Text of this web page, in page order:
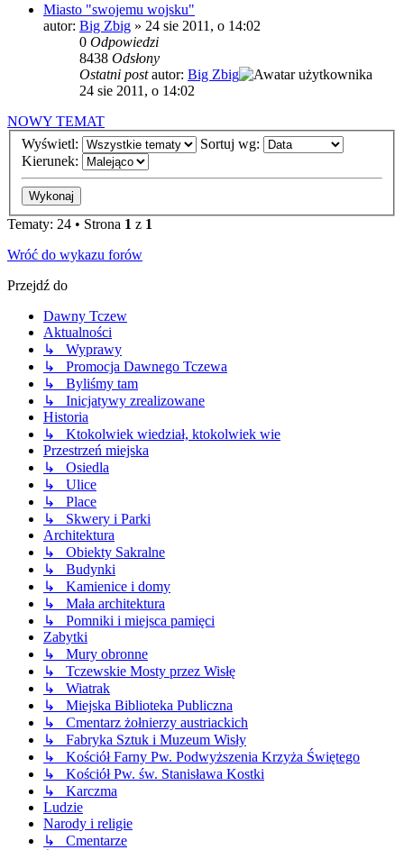
Miasto "swojemu wojsku"
autor: Big Zbig » 24 sie 2011, o 14:02
0 Odpowiedzi
8438 Odsłony
Ostatni postautor: Big Zbig
24 sie 2011, o 14:02
NOWY TEMAT
Wyświetl:
Sortuj wg:
Kierunek:
Tematy: 24 • Strona 1 z 1
Wróć do wykazu forów
Przejdź do
Dawny Tczew
Aktualności
↳ Wyprawy
↳ Promocja Dawnego Tczewa
↳ Byliśmy tam
↳ Inicjatywy zrealizowane
Historia
↳ Ktokolwiek wiedział, ktokolwiek wie
Przestrzeń miejska
↳ Osiedla
↳ Ulice
↳ Place
↳ Skwery i Parki
Architektura
↳ Obiekty Sakralne
↳ Budynki
↳ Kamienice i domy
↳ Mała architektura
↳ Pomniki i miejsca pamięci
Zabytki
↳ Mury obronne
↳ Tczewskie Mosty przez Wisłę
↳ Wiatrak
↳ Miejska Biblioteka Publiczna
↳ Cmentarz żołnierzy austriackich
↳ Fabryka Sztuk i Muzeum Wisły
↳ Kościół Farny Pw. Podwyższenia Krzyża Świętego
↳ Kościół Pw. św. Stanisława Kostki
↳ Karczma
Ludzie
Narody i religie
↳ Cmentarze